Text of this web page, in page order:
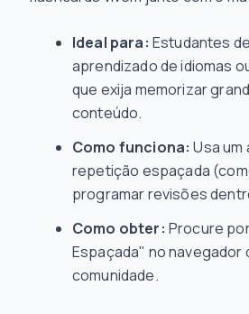
Ideal para: Estudantes
aprendizado de idiomas
que exija memorizar
conteúdo.
Como funciona: Usa um
repetição espaçada
programar revisões
Como obter: Procure
Espaçada" no navegador
comunidade.